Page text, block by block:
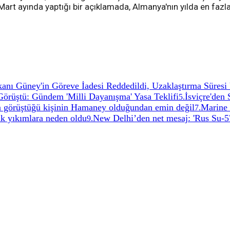
ayında yaptığı bir açıklamada, Almanya'nın yılda en
Güney'in Göreve İadesi Reddedildi, Uzaklaştırma Süresi
Gündem 'Milli Dayanışma' Yasa Teklifi5.İsviçre'den
görüştüğü kişinin Hamaney olduğundan emin değil7.Marine
yıkımlara neden oldu9.New Delhi’den net mesaj: 'Rus Su-